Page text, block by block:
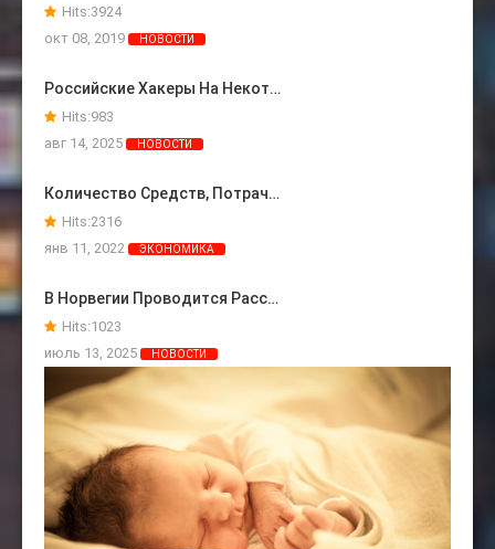
Hits:3924
окт 08, 2019
НОВОСТИ
Российские Хакеры На Некот…
Hits:983
авг 14, 2025
НОВОСТИ
Количество Средств, Потрач…
Hits:2316
янв 11, 2022
ЭКОНОМИКА
В Норвегии Проводится Расс…
Hits:1023
июль 13, 2025
НОВОСТИ